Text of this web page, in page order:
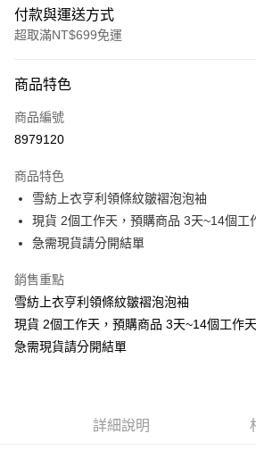
付款與運送方式
超取滿NT$699免運
信用卡一次付款
超商取貨付款
Apple Pay
街口支付
Google Pay
全支付
【大哥付你分期使用說明】
商品特色
商品編號
8979120
商品特色
雪紡上衣亨利領條紋皺褶泡泡袖
現貨 2個工作天，預購商品 3天~14個工
急需現貨請分開結單
銷售重點
雪紡上衣亨利領條紋皺褶泡泡袖
現貨 2個工作天，預購商品 3天~14個工作天
急需現貨請分開結單
詳細說明